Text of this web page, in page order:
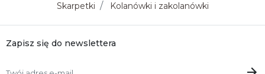
Skarpetki Kolanówki i zakolanówki
Zapisz się do newslettera